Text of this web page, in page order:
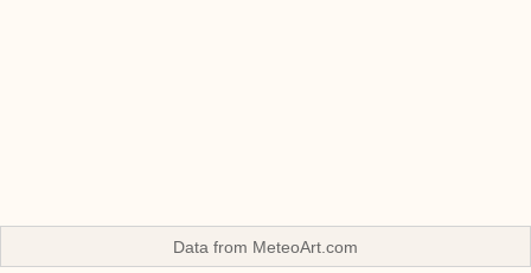
Data from MeteoArt.com